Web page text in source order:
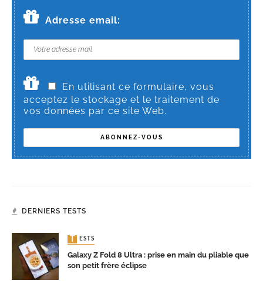
Adresse email:
En utilisant ce formulaire, vous
acceptez le stockage et le traitement de
vos données par ce site Web.
DERNIERS TESTS
TESTS
Galaxy Z Fold 8 Ultra : prise en main du pliable que
son petit frère éclipse